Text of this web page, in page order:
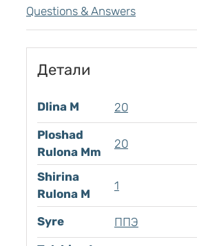
Questions & Answers
Детали
Dlina M
20
Ploshad
Rulona Mm
20
Shirina
Rulona M
1
Syre
ППЭ